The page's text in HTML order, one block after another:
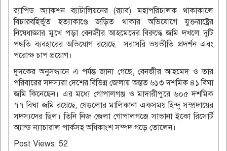
র‌্যাপিড অ্যাকশন ব্যাটালিয়নের (র‌্যাব) মহাপরিচালক থাকাকালে
বিচারবহির্ভূত হত্যাকাণ্ডে জড়িত থাকার অভিযোগে যুক্তরাষ্ট্রের
নিষেধাজ্ঞার মুখে পড়া বেনজীর আহমেদের বিরুদ্ধে জমি দখলে দুটি
পদ্ধতি ব্যবহারের অভিযোগ রয়েছে—সরাসরি ভয়ভীতি প্রদর্শন এবং
পরোক্ষ চাপ প্রয়োগ।
দুদকের অনুসন্ধানে এ পর্যন্ত জানা গেছে, বেনজীর আহমেদ ও তার
পরিবারের সদস্যরা দেশের বিভিন্ন জেলায় অন্তত ৬১৩ দশমিক ৪১ বিঘা
জমি কিনেছেন। এর মধ্যে গোপালগঞ্জ ও মাদারীপুরে ৬০৫ দশমিক
৭৭ বিঘা জমি রয়েছে, যেগুলোর মালিকানা একসময় হিন্দু সম্প্রদায়ের
সদস্যদের ছিল। তিনি নিজ জেলা গোপালগঞ্জে সাভানা ইকো রিসোর্ট
অ্যান্ড ন্যাচারাল পার্কসহ অধিকাংশ সম্পদ গড়ে তোলেন।
Post Views: 52